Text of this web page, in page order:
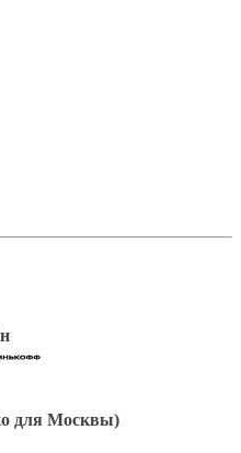
для Москвы)